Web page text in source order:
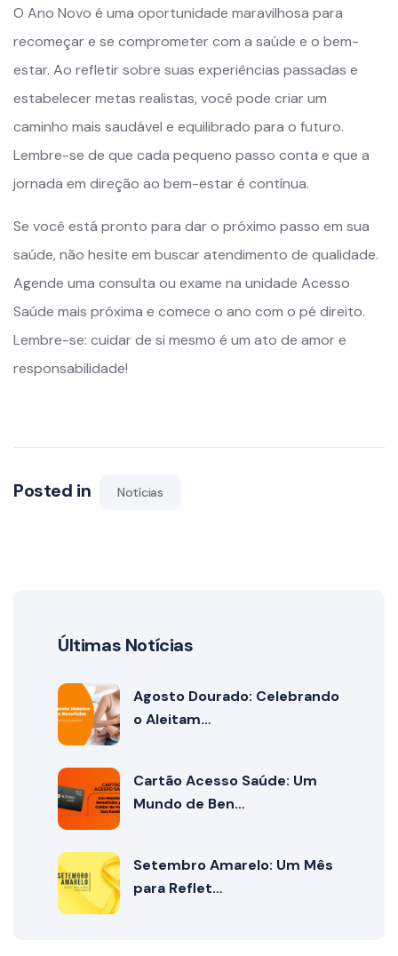
O Ano Novo é uma oportunidade maravilhosa para
recomeçar e se comprometer com a saúde e o bem-
estar. Ao refletir sobre suas experiências passadas e
estabelecer metas realistas, você pode criar um
caminho mais saudável e equilibrado para o futuro.
Lembre-se de que cada pequeno passo conta e que a
jornada em direção ao bem-estar é contínua.
Se você está pronto para dar o próximo passo em sua
saúde, não hesite em buscar atendimento de qualidade.
Agende uma consulta ou exame na unidade Acesso
Saúde mais próxima e comece o ano com o pé direito.
Lembre-se: cuidar de si mesmo é um ato de amor e
responsabilidade!
Posted in Notícias
Últimas Notícias
Agosto Dourado: Celebrando
o Aleitam…
Cartão Acesso Saúde: Um
Mundo de Ben…
Setembro Amarelo: Um Mês
para Reflet…